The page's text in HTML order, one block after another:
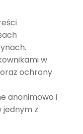
w
ochrony
anonimowo i
z